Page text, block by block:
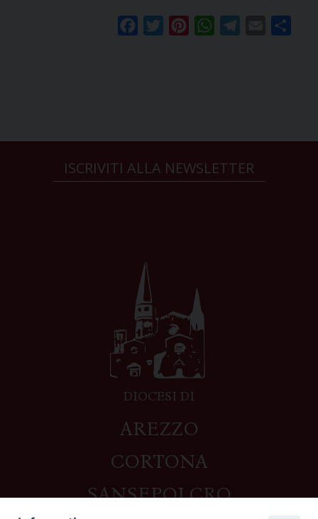
FacebookTwitterPinterestWhatsAppTelegram
Email
ISCRIVITI ALLA NEWSLETTER
DIOCESI DI
AREZZO
CORTONA
SANSEPOLCRO